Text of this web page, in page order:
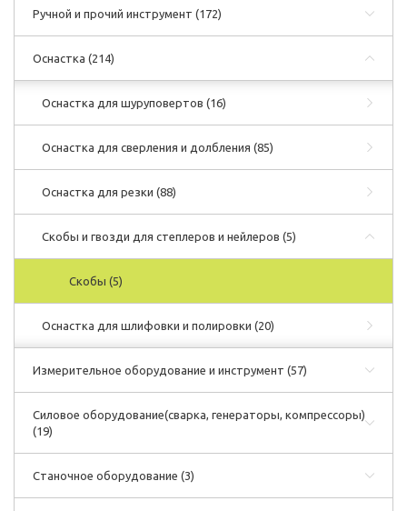
Ручной и прочий инструмент (172)
Оснастка (214)
Оснастка для шуруповертов (16)
Оснастка для сверления и долбления (85)
Оснастка для резки (88)
Скобы и гвозди для степлеров и нейлеров (5)
Скобы (5)
Оснастка для шлифовки и полировки (20)
Измерительное оборудование и инструмент (57)
Силовое оборудование(сварка, генераторы, компрессоры)
(19)
Станочное оборудование (3)